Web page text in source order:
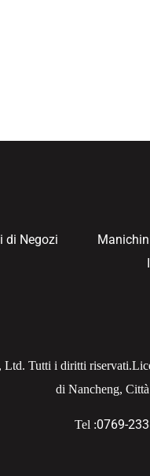
di Negozi
Tutti i diritti riservati.
di Nancheng,
Tel :0769-